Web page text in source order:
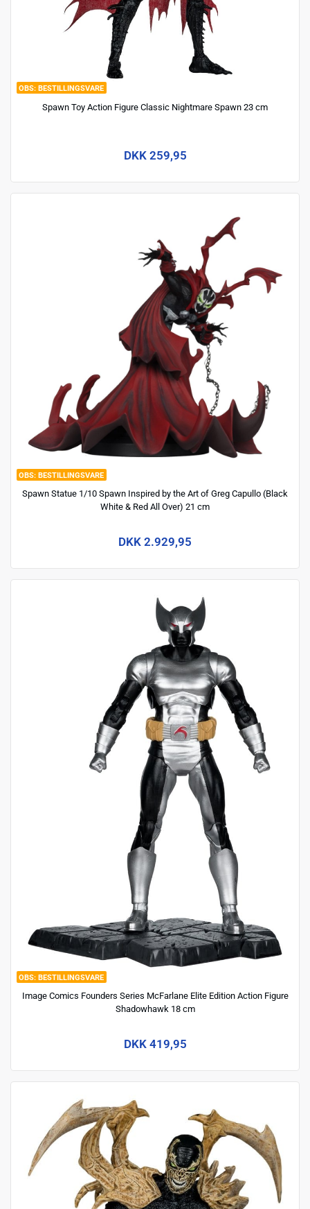
BESTILLINGSVARE
Spawn Toy Action Figure Classic Nightmare Spawn 23 cm
DKK 259,95
BESTILLINGSVARE
Spawn Statue 1/10 Spawn Inspired by the Art of Greg Capullo (Black
White & Red All Over) 21 cm
DKK 2.929,95
BESTILLINGSVARE
Image Comics Founders Series McFarlane Elite Edition Action Figure
Shadowhawk 18 cm
DKK 419,95